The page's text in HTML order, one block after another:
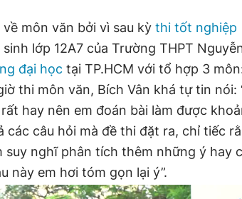
môn văn bởi vì sau kỳ thi tốt nghiệp
lớp 12A7 của Trường THPT
đại học tại TP.HCM với tổ hợp 3
thi môn văn, Bích Vân khá tự tin nói:
hay nên em đoán bài làm được
các câu hỏi mà đề thi đặt ra, chỉ tiếc
suy nghĩ phân tích thêm những ý hay
này em hơi tóm gọn lại ý”.